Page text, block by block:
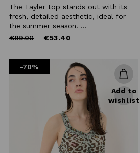
The Tayler top stands out with its
fresh, detailed aesthetic, ideal for
the summer season. ...
Price
€89.00to €53.40
-70%
Add to
wishlist